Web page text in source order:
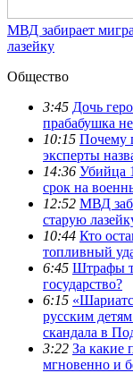
МВД забирает
лазейку
Общество
3:45 Дочь
прабабушка
10:15 Почему
эксперты
14:36 Убийца
срок на
12:52 МВД
старую
10:44 Кто
топливный
6:45 Штрафы
государство?
6:15
русским
скандала в
3:22 За какие
мгновенно и